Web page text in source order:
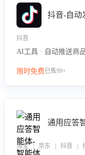
抖音-自动
抖音
AI工具 · 自动推送商
限时免费已售99+
通用应答
淘宝 | 京东 | 抖音 |